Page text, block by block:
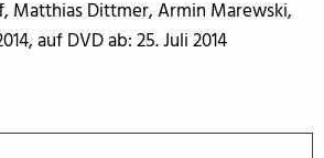
Matthias Dittmer, Armin Marewski,
auf DVD ab: 25. Juli 2014